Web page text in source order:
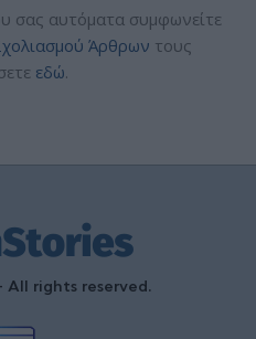
σας αυτόματα συμφωνείτε
Άρθρων τους
εδώ.
rights reserved.